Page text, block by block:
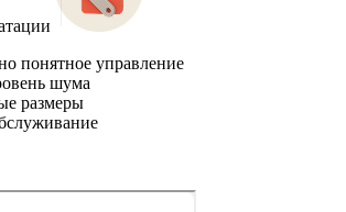
понятное управление
шума
размеры